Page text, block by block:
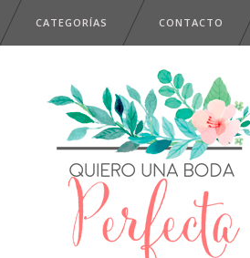
CATEGORÍAS CONTACTO